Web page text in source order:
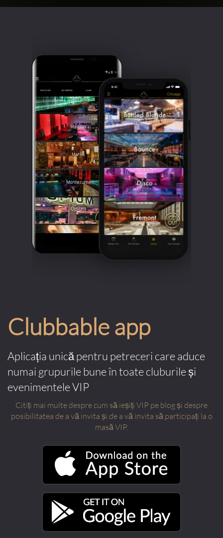
Clubbable app
Aplicația unică pentru petreceri care aduce
numai grupurile bune în toate cluburile și
evenimentele VIP
Citiți mai multe despre cum să ieșiți VIP pe blog și despre
posibilitatea de a vă invita și de a vă invita să participați la o
masă VIP.